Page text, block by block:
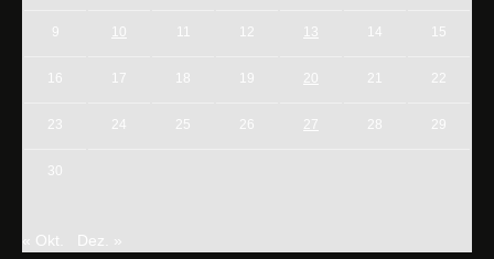
9 10 11 12 13 14 15
16 17 18 19 20 21 22
23 24 25 26 27 28 29
30
« Okt. Dez. »